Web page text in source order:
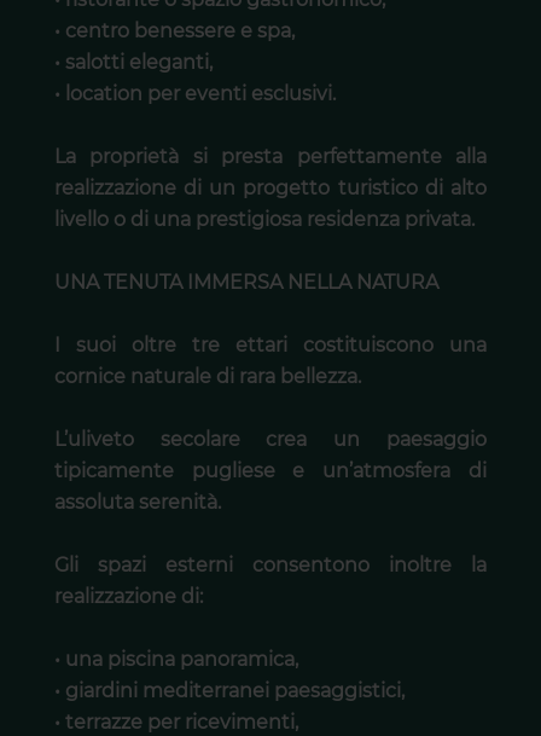
• centro benessere e spa,
• salotti eleganti,
• location per eventi esclusivi.
La proprietà si presta perfettamente alla
realizzazione di un progetto turistico di alto
livello o di una prestigiosa residenza privata.
UNA TENUTA IMMERSA NELLA NATURA
I suoi oltre tre ettari costituiscono una
cornice naturale di rara bellezza.
L’uliveto secolare crea un paesaggio
tipicamente pugliese e un’atmosfera di
assoluta serenità.
Gli spazi esterni consentono inoltre la
realizzazione di:
• una piscina panoramica,
• giardini mediterranei paesaggistici,
• terrazze per ricevimenti,